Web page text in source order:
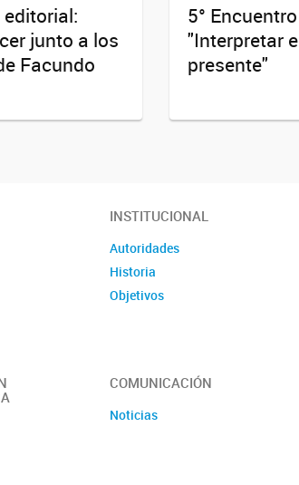
junto a los
Facundo
5°
"Interpretar
presente"
INSTITUCIONAL
Autoridades
Historia
Objetivos
COMUNICACIÓN
Noticias